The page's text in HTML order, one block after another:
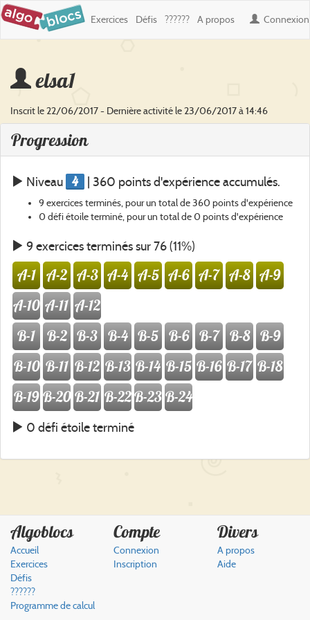
Connexion
Exercices Défis ?????? A propos
elsa1
Inscrit le 22/06/2017 - Dernière activité le 23/06/2017 à 14:46
Progression
Niveau 4 | 360 points d'expérience accumulés.
9 exercices terminés, pour un total de 360 points d'expérience
0 défi étoile terminé, pour un total de 0 points d'expérience
9 exercices terminés sur 76 (11%)
A-1 A-2 A-3 A-4 A-5 A-6 A-7 A-8 A-9
A-10 A-11 A-12
B-1
B-2 B-3 B-4 B-5 B-6 B-7 B-8 B-9
B-10 B-11 B-12 B-13 B-14 B-15 B-16 B-17 B-18
B-19 B-20 B-21 B-22B-23B-24
0 défi étoile terminé
Algoblocs
Accueil
Exercices
Défis
??????
Programme de calcul
Compte
Connexion
Inscription
Divers
A propos
Aide